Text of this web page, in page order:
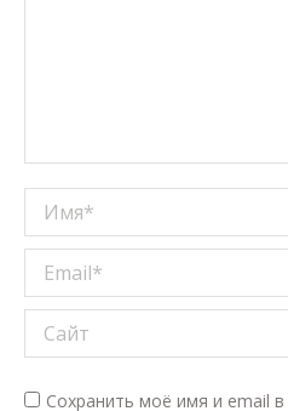
Имя *
Email *
Сайт
Сохранить моё имя и email